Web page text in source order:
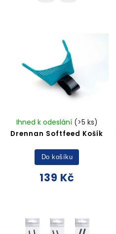
Drennan Softfeed Košík
Ihned k odeslání (>5 ks)
139 Kč
Do košíku